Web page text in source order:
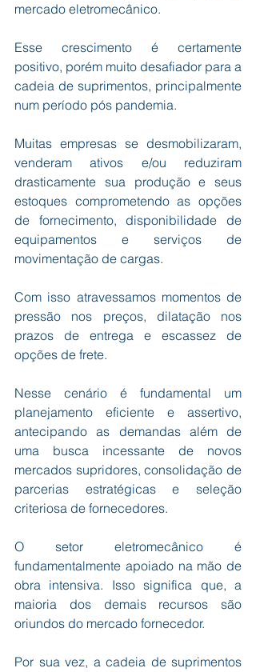
mercado eletromecânico.
Esse crescimento é certamente
positivo, porém muito desafiador para a
cadeia de suprimentos, principalmente
num período pós pandemia.
Muitas empresas se desmobilizaram,
venderam ativos e/ou reduziram
drasticamente sua produção e seus
estoques comprometendo as opções
de fornecimento, disponibilidade de
equipamentos e serviços de
movimentação de cargas.
Com isso atravessamos momentos de
pressão nos preços, dilatação nos
prazos de entrega e escassez de
opções de frete.
Nesse cenário é fundamental um
planejamento eficiente e assertivo,
antecipando as demandas além de
uma busca incessante de novos
mercados supridores, consolidação de
parcerias estratégicas e seleção
criteriosa de fornecedores.
O setor eletromecânico é
fundamentalmente apoiado na mão de
obra intensiva. Isso significa que, a
maioria dos demais recursos são
oriundos do mercado fornecedor.
Por sua vez, a cadeia de suprimentos